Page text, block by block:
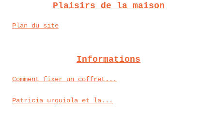
Plaisirs de la maison
Plan du site
Informations
Comment fixer un coffret...
Patricia urquiola et la...